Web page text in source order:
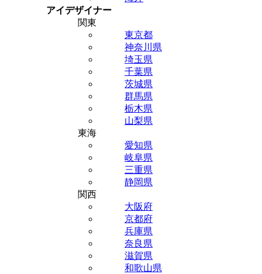
アイデザイナー
関東
東京都
神奈川県
埼玉県
千葉県
茨城県
群馬県
栃木県
山梨県
東海
愛知県
岐阜県
三重県
静岡県
関西
大阪府
京都府
兵庫県
奈良県
滋賀県
和歌山県